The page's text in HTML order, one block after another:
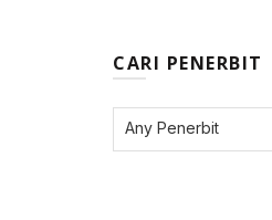
CARI PENERBIT